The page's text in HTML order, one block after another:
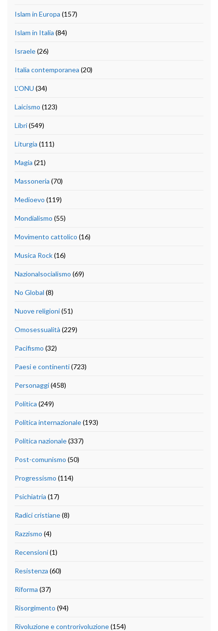
Islam in Europa (157)
Islam in Italia (84)
Israele(26)
Italia contemporanea (20)
L'ONU (34)
Laicismo (123)
Libri(549)
Liturgia (111)
Magia (21)
Massoneria (70)
Medioevo (119)
Mondialismo (55)
Movimento cattolico (16)
Musica Rock(16)
Nazionalsocialismo (69)
No Global (8)
Nuove religioni(51)
Omosessualità (229)
Pacifismo (32)
Paesi e continenti(723)
Personaggi(458)
Politica (249)
Politica internazionale(193)
Politica nazionale(337)
Post-comunismo (50)
Progressismo (114)
Psichiatria (17)
Radici cristiane(8)
Razzismo (4)
Recensioni(1)
Resistenza (60)
Riforma (37)
Risorgimento (94)
Rivoluzione e controrivoluzione(154)